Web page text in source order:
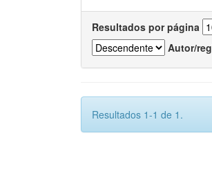
Resultados por página
Autor/
Resultados 1-1 de 1.